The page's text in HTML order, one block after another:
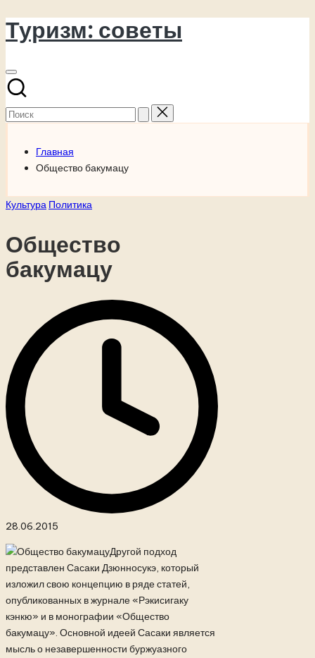
Перейти
к
Туризм: советы
Поиск
для:
Главная
Общество бакумацу
Опубликовано
Культура Политика
Общество
бакумацу
28.06.2015
Другой подход
представлен Сасаки Дзюнносукэ, который
изложил свою концепцию в ряде статей,
опубликованных в журнале «Рэкисигаку
кэнкю» и в монографии «Общество
бакумацу». Основной идеей Сасаки является
мысль о незавершенности буржуазного